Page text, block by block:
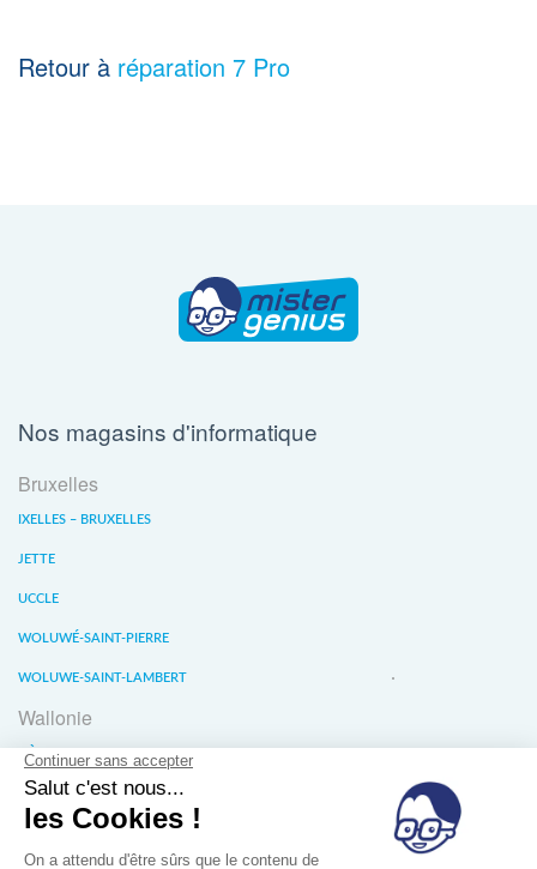
Retour à réparation 7 Pro
Nos magasins d'informatique
Bruxelles
IXELLES – BRUXELLES
JETTE
UCCLE
WOLUWÉ-SAINT-PIERRE
WOLUWE-SAINT-LAMBERT
Wallonie
LIÈGE
WATERLOO
WAVRE